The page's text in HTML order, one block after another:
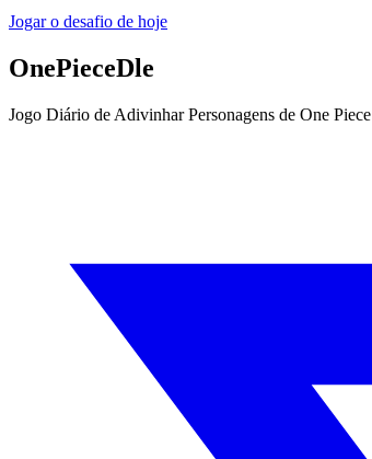
Jogar o desafio de hoje
OnePieceDle
Jogo Diário de Adivinhar Personagens de One Piece